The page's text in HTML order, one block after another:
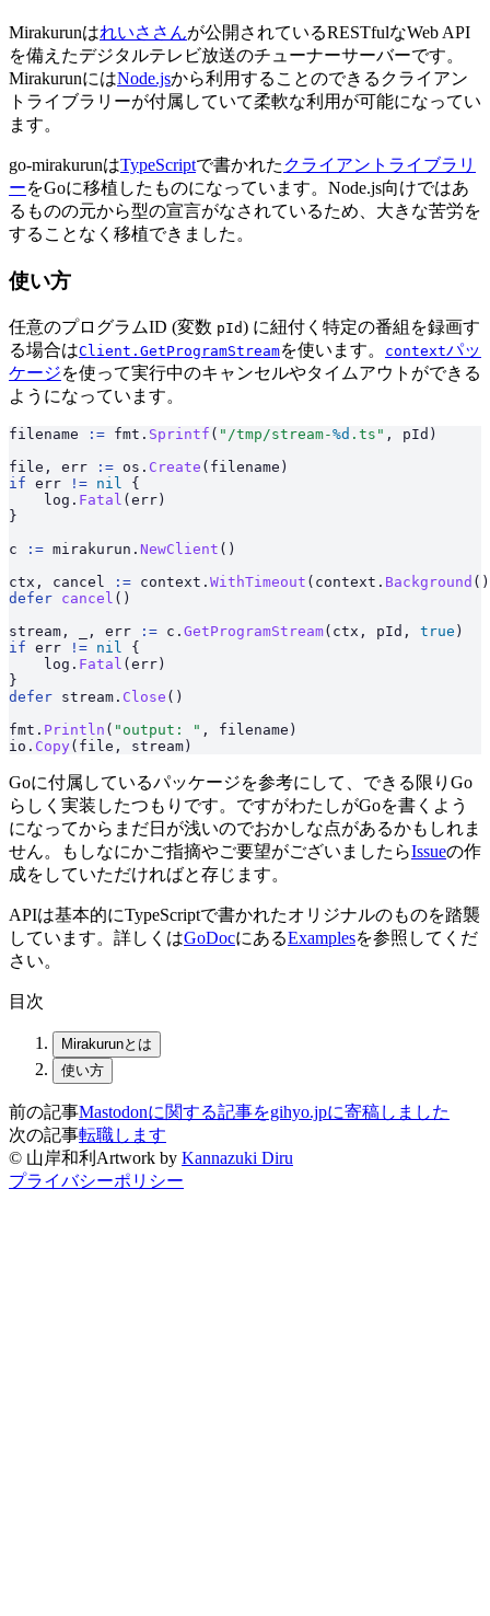
Mirakurunはれいささんが公開されているRESTfulなWeb API
を備えたデジタルテレビ放送のチューナーサーバーです。
MirakurunにはNode.jsから利用することのできるクライアン
トライブラリーが付属していて柔軟な利用が可能になってい
ます。
go-mirakurunはTypeScriptで書かれた クライアントライブラリ
ーをGoに移植したものになっています。Node.js向けではあ
るものの元から型の宣言がなされているため、大きな苦労を
することなく移植できました。
使い方
任意のプログラムID (変数 pId) に紐付く特定の番組を録画す
る場合はClient.GetProgramStreamを使います。 contextパッ
ケージを使って実行中のキャンセルやタイムアウトができる
ようになっています。
filename := fmt. Sprintf ( "/tmp/stream-%d .ts" , pId)
file, err
:= os. Create (filename)
if err != nil
{
    log.
Fatal (err)
}
c
:= mirakurun. NewClient ()
ctx, cancel
:= context. WithTimeout (context. Background
defer cancel ()
stream, _, err
:= c. GetProgramStream(ctx, pId, true )
if err != nil
{
    log.
Fatal (err)
}
defer stream. Close ()
fmt. Println ( "output: " , filename)
io. Copy(file, stream)
Goに付属しているパッケージを参考にして、できる限りGo
らしく実装したつもりです。ですがわたしがGoを書くよう
になってからまだ日が浅いのでおかしな点があるかもしれま
せん。もしなにかご指摘やご要望がございましたらIssueの作
成をしていただければと存じます。
APIは基本的にTypeScriptで書かれたオリジナルのものを踏襲
しています。詳しくはGoDocにあるExamplesを参照してくだ
さい。
目次
Mirakurunとは
使い方
前の記事Mastodonに関する記事をgihyo.jpに寄稿しました
次の記事転職します
© 山岸和利 Artwork by Kannazuki Diru
プライバシーポリシー